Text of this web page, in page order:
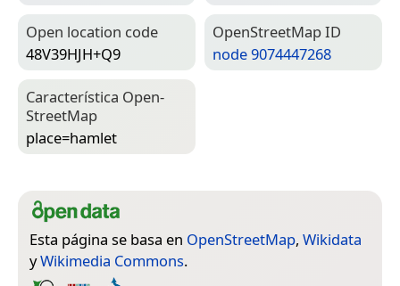
Open location code
48V39HJH+Q9
Open­Street­Map ID
node 9074447268
Característica Open­
Street­Map
place=­hamlet
Esta página se basa en OpenStreetMap, Wikidata
yWikimedia Commons.